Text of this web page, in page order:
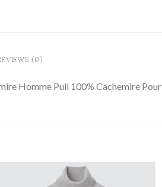
(0)
Homme Pull 100% Cachemire Pour